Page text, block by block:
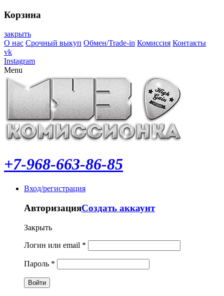
Корзина
закрыть
О нас Срочный выкуп Обмен/Trade-in Комиссия Контакты
vk
Instagram
Menu
+7-968-663-86-85
Вход/регистрация
АвторизацияСоздать аккаунт
Закрыть
Логин или email *
Пароль *